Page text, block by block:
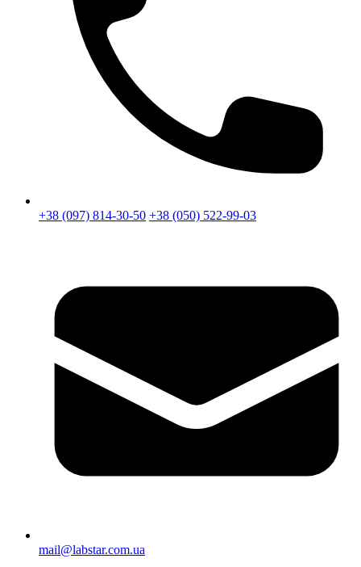
+38 (097) 814-30-50 +38 (050) 522-99-03
mail@labstar.com.ua